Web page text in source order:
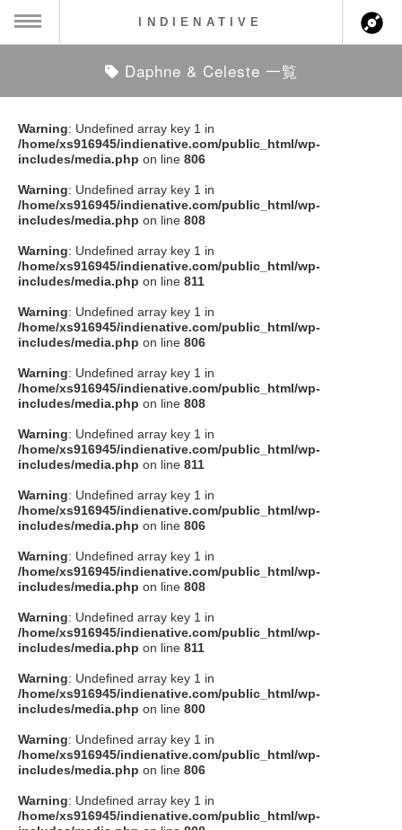
ス情報
ト情報
アーティスト
ション
ト
クト
SOCIAL
Facebook
instagram
Tumblr
Soundcloud
to indienative
INDIENATIVE
Daphne & Celeste 一覧
Warning: Undefined array key 1 in
/home/xs916945/indienative.com/public_html/wp-
includes/media.php on line 806
Warning: Undefined array key 1 in
/home/xs916945/indienative.com/public_html/wp-
includes/media.php on line 808
Warning: Undefined array key 1 in
/home/xs916945/indienative.com/public_html/wp-
includes/media.php on line 811
Warning: Undefined array key 1 in
/home/xs916945/indienative.com/public_html/wp-
includes/media.php on line 806
Warning: Undefined array key 1 in
/home/xs916945/indienative.com/public_html/wp-
includes/media.php on line 808
Warning: Undefined array key 1 in
/home/xs916945/indienative.com/public_html/wp-
includes/media.php on line 811
Warning: Undefined array key 1 in
/home/xs916945/indienative.com/public_html/wp-
includes/media.php on line 806
Warning: Undefined array key 1 in
/home/xs916945/indienative.com/public_html/wp-
includes/media.php on line 808
Warning: Undefined array key 1 in
/home/xs916945/indienative.com/public_html/wp-
includes/media.php on line 811
Warning: Undefined array key 1 in
/home/xs916945/indienative.com/public_html/wp-
includes/media.php on line 800
Warning: Undefined array key 1 in
/home/xs916945/indienative.com/public_html/wp-
includes/media.php on line 806
Warning: Undefined array key 1 in
/home/xs916945/indienative.com/public_html/wp-